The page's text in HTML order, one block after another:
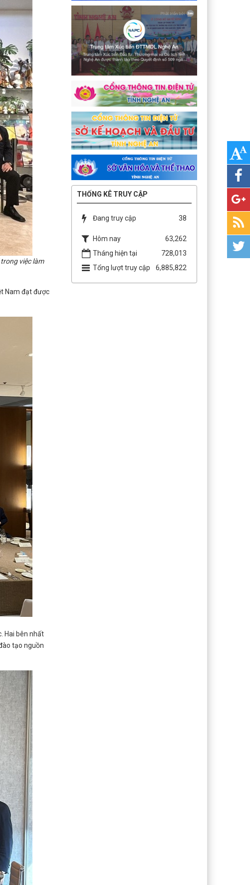
việc làm
Nam đạt được
Hai bên nhất
tạo nguồn
THỐNG KÊ TRUY CẬP
Đang truy cập 38
Hôm nay
63,262
Tháng hiện tại
728,013
Tổng lượt truy cập
6,885,822